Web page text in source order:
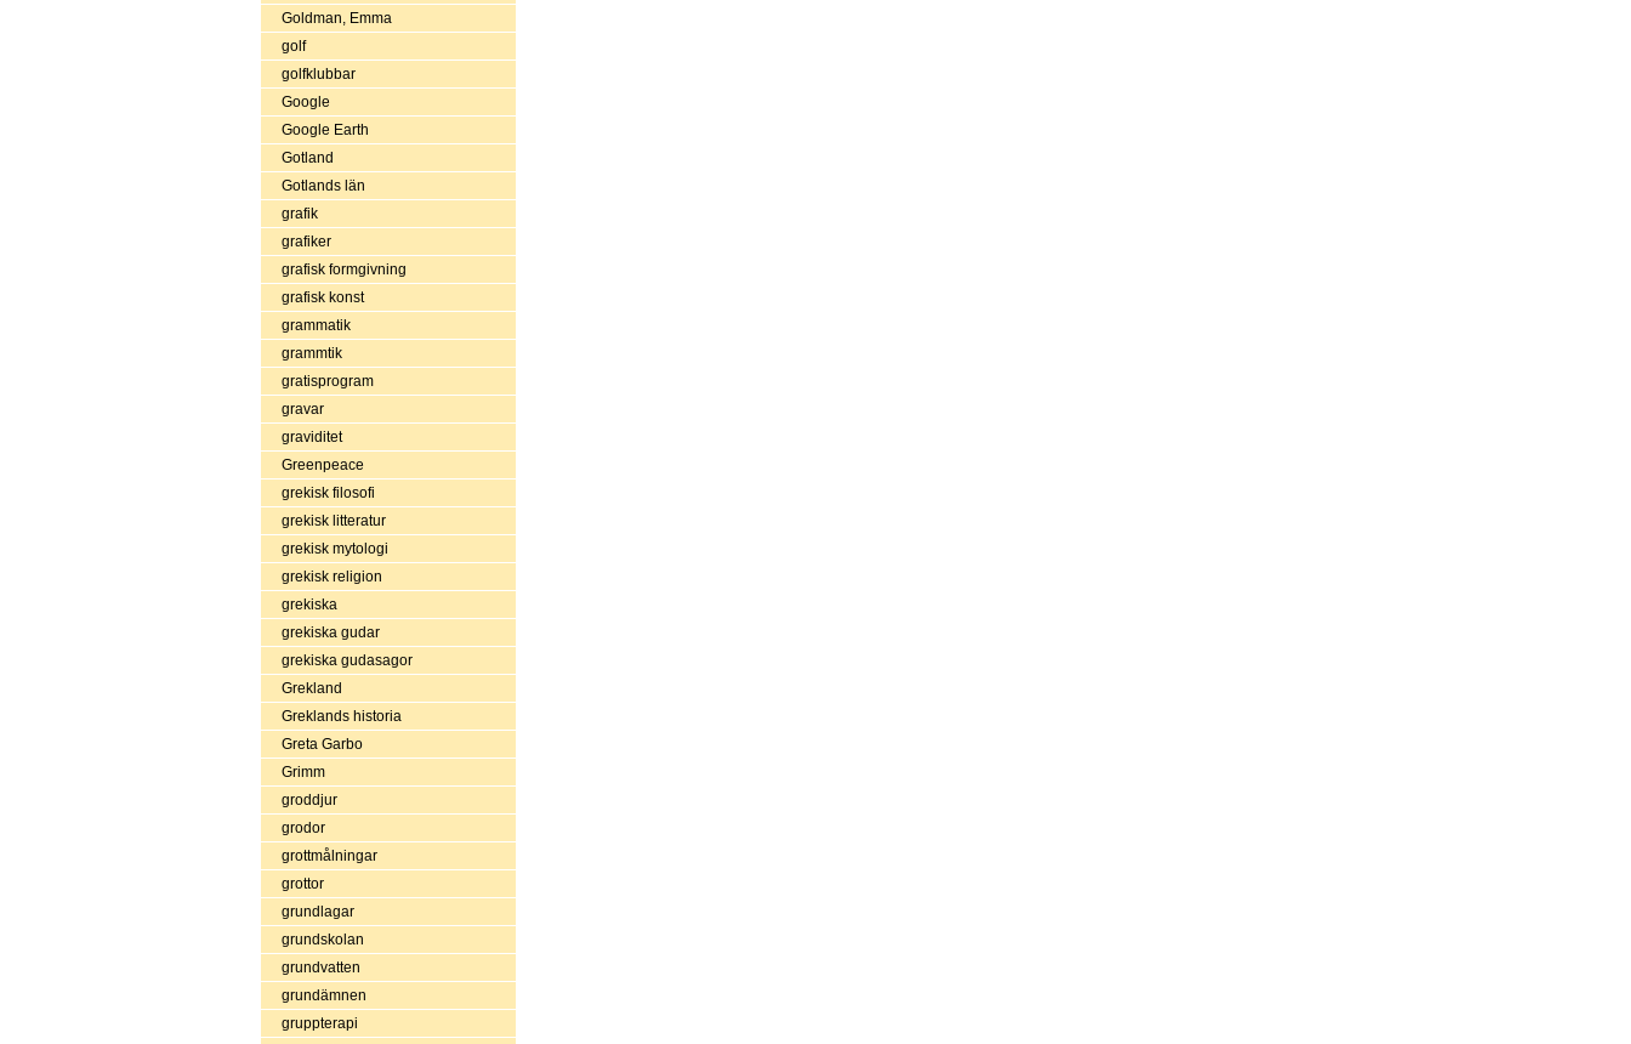
Goldman, Emma
golf
golfklubbar
Google
Google Earth
Gotland
Gotlands län
grafik
grafiker
grafisk formgivning
grafisk konst
grammatik
grammtik
gratisprogram
gravar
graviditet
Greenpeace
grekisk filosofi
grekisk litteratur
grekisk mytologi
grekisk religion
grekiska
grekiska gudar
grekiska gudasagor
Grekland
Greklands historia
Greta Garbo
Grimm
groddjur
grodor
grottmålningar
grottor
grundlagar
grundskolan
grundvatten
grundämnen
gruppterapi